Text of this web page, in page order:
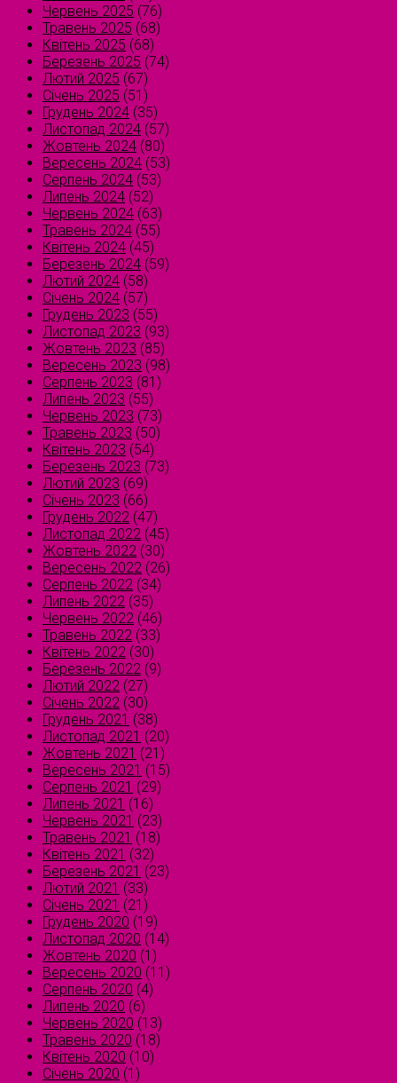
Червень 2025 (76)
Травень 2025 (68)
Квітень 2025 (68)
Березень 2025 (74)
Лютий 2025 (67)
Січень 2025 (51)
Грудень 2024 (35)
Листопад 2024 (57)
Жовтень 2024 (80)
Вересень 2024 (53)
Серпень 2024 (53)
Липень 2024 (52)
Червень 2024 (63)
Травень 2024 (55)
Квітень 2024 (45)
Березень 2024 (59)
Лютий 2024 (58)
Січень 2024 (57)
Грудень 2023 (55)
Листопад 2023 (93)
Жовтень 2023 (85)
Вересень 2023 (98)
Серпень 2023 (81)
Липень 2023 (55)
Червень 2023 (73)
Травень 2023 (50)
Квітень 2023 (54)
Березень 2023 (73)
Лютий 2023 (69)
Січень 2023 (66)
Грудень 2022 (47)
Листопад 2022 (45)
Жовтень 2022 (30)
Вересень 2022 (26)
Серпень 2022 (34)
Липень 2022 (35)
Червень 2022 (46)
Травень 2022 (33)
Квітень 2022 (30)
Березень 2022 (9)
Лютий 2022 (27)
Січень 2022 (30)
Грудень 2021 (38)
Листопад 2021 (20)
Жовтень 2021 (21)
Вересень 2021 (15)
Серпень 2021 (29)
Липень 2021 (16)
Червень 2021 (23)
Травень 2021 (18)
Квітень 2021 (32)
Березень 2021 (23)
Лютий 2021 (33)
Січень 2021 (21)
Грудень 2020 (19)
Листопад 2020 (14)
Жовтень 2020 (1)
Вересень 2020 (11)
Серпень 2020 (4)
Липень 2020 (6)
Червень 2020 (13)
Травень 2020 (18)
Квітень 2020 (10)
Січень 2020 (1)